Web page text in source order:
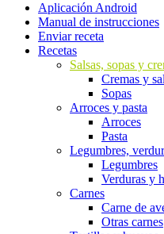
Aplicación Android
Manual de instrucciones
Enviar receta
Recetas
Salsas, sopas y
Cremas y
Sopas
Arroces y pasta
Arroces
Pasta
Legumbres,
Legumbres
Verduras y
Carnes
Carne de
Otras carnes